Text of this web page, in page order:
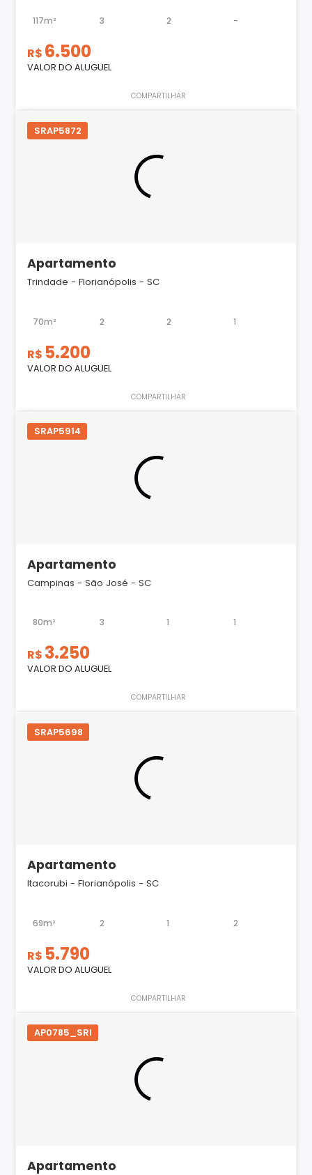
117m² 3 2 -
R$ 6.500
VALOR DO ALUGUEL
COMPARTILHAR
SRAP5872
Apartamento
Trindade - Florianópolis - SC
70m² 2 2 1
R$ 5.200
VALOR DO ALUGUEL
COMPARTILHAR
SRAP5914
Apartamento
Campinas - São José - SC
80m² 3 1 1
R$ 3.250
VALOR DO ALUGUEL
COMPARTILHAR
SRAP5698
Apartamento
Itacorubi - Florianópolis - SC
69m² 2 1 2
R$ 5.790
VALOR DO ALUGUEL
COMPARTILHAR
AP0785_SRI
Apartamento